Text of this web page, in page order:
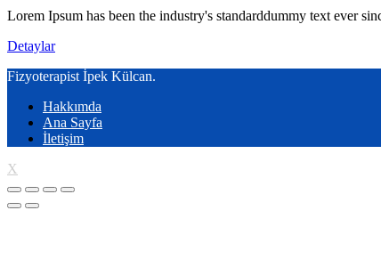
Lorem Ipsum has been the industry's standarddummy text ever
Detaylar
Fizyoterapist İpek Külcan.
Hakkımda
Ana Sayfa
İletişim
X